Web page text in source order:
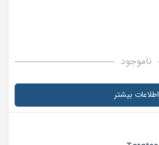
ناموجود
اطلاعات بیشتر